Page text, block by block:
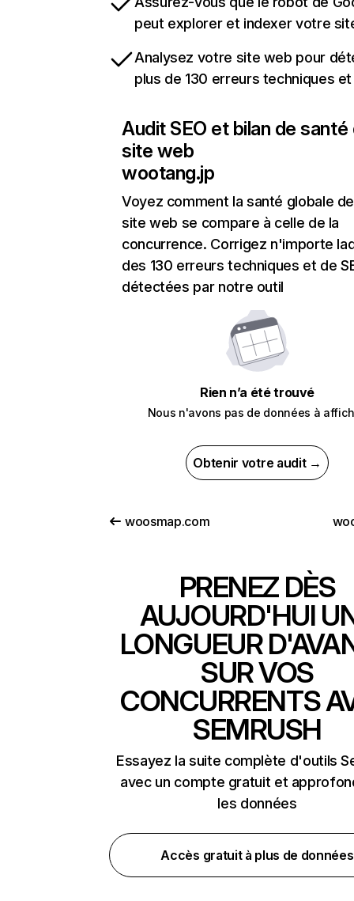
peut explorer et indexer votre
Analysez votre site web pour
plus de 130 erreurs techniques et
Audit SEO et bilan de santé
site web
wootang.jp
Voyez comment la santé globale
site web se compare à celle de la
concurrence. Corrigez n'importe
des 130 erreurs techniques et de
détectées par notre outil
Rien n’a été trouvé
Nous n'avons pas de données à
Obtenir votre audit →
woosmap.com
PRENEZ DÈS
AUJOURD'HUI
LONGUEUR
SUR VOS
CONCURRENTS
SEMRUSH
Essayez la suite complète d'outils
avec un compte gratuit et
les données
Accès gratuit à plus de données